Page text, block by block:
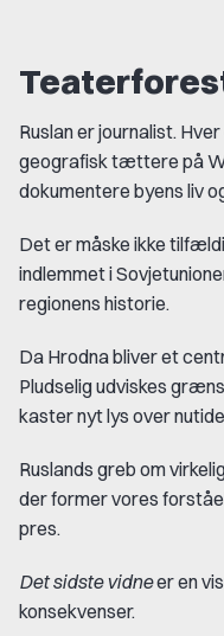
Ruslan er journalist.
geografisk tættere på
dokumentere byens liv
Det er måske ikke
indlemmet i
regionens historie.
Da Hrodna bliver et
Pludselig udviskes
kaster nyt lys over
Ruslands greb om
der former vores
pres.
Det sidste vidneer en
konsekvenser.